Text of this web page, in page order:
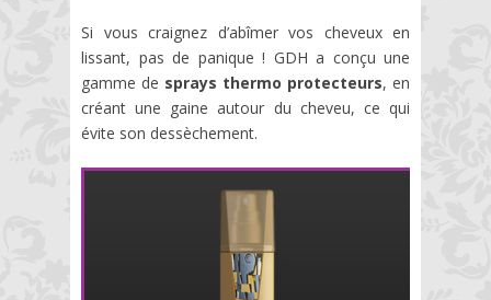
Si vous craignez d’abîmer vos cheveux en
lissant, pas de panique ! GDH a conçu une
gamme de sprays thermo protecteurs, en
créant une gaine autour du cheveu, ce qui
évite son dessèchement.